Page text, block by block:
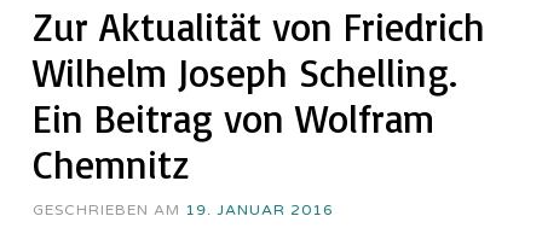
Zur Aktualität von Friedrich
Wilhelm Joseph Schelling.
Ein Beitrag von Wolfram
Chemnitz
GESCHRIEBEN AM 19. JANUAR 2016